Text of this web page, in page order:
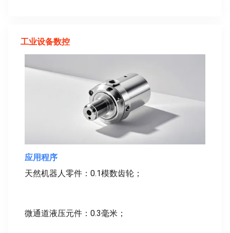
工业设备数控
应用程序
天然机器人零件：0.1模数齿轮；
微通道液压元件：0.3毫米；